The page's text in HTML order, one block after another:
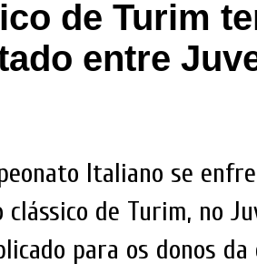
de Turim
entre
Italiano se
clássico de Turim, no
para os donos